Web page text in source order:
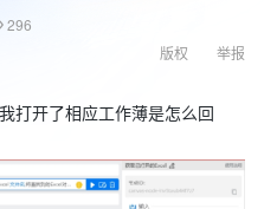
296
举报
版权
打开了相应工作薄是怎么回